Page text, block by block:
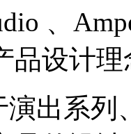
、
品设计
出系列